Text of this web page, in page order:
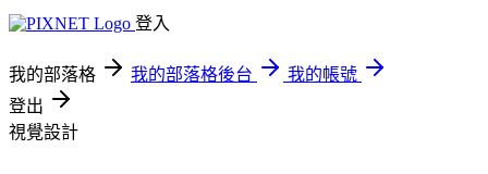
登入
我的部落格 我的部落格後台
我的帳號
登出
視覺設計